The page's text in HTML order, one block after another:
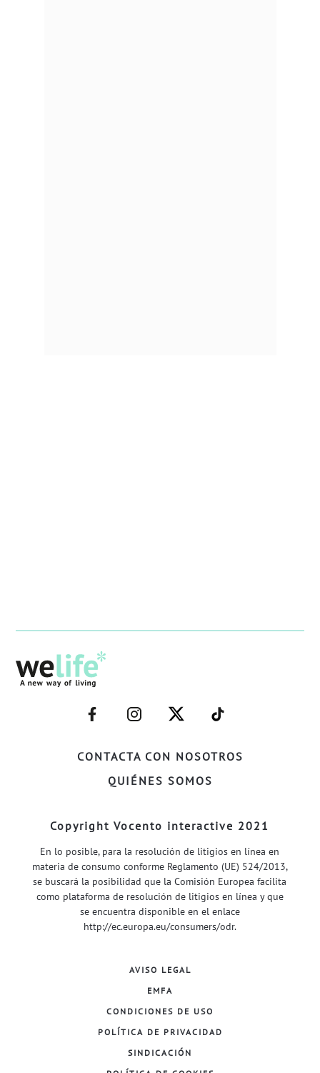
CONTACTA CON NOSOTROS
QUIÉNES SOMOS
–
FACEBOOK–
–
INSTAGRAM–
–
TWITTER–
–
WELIFE–
Copyright Vocento interactive 2021
En lo posible, para la resolución de litigios en línea en
materia de consumo conforme Reglamento (UE) 524/2013,
se buscará la posibilidad que la Comisión Europea facilita
como plataforma de resolución de litigios en línea y que
se encuentra disponible en el enlace
http://ec.europa.eu/consumers/odr.
AVISO LEGAL
EMFA
CONDICIONES DE USO
POLÍTICA DE PRIVACIDAD
SINDICACIÓN